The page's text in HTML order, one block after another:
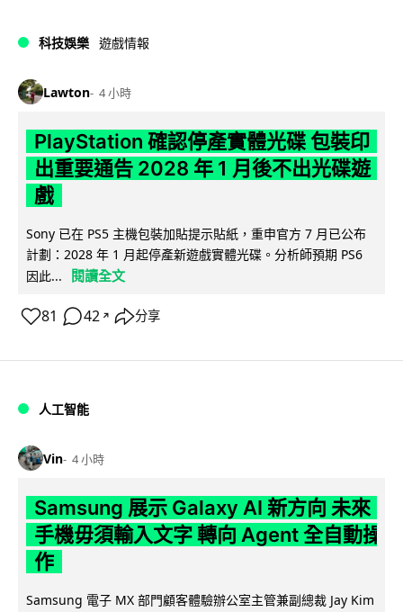
科技娛樂 遊戲情報
Lawton 4 小時
PlayStation 確認停產實體光碟 包裝印
出重要通告 2028 年 1 月後不出光碟遊
戲
Sony 已在 PS5 主機包裝加貼提示貼紙，重申官方 7 月已公布
計劃：2028 年 1 月起停產新遊戲實體光碟。分析師預期 PS6
因此...
閱讀全文
81 42 ↗ 分享
人工智能
Vin 4 小時
Samsung 展示 Galaxy AI 新方向 未來
手機毋須輸入文字 轉向 Agent 全自動操
作
Samsung 電子 MX 部門顧客體驗辦公室主管兼副總裁 Jay Kim